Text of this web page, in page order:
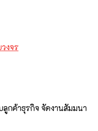
กค้าธุรกิจ จัดงานสัมมนา